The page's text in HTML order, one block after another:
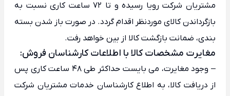
مشتریان شرکت رویا رسیده و تا 72 ساعت کاری نسبت به
بازگرداندن کالای موردنظر اقدام گردد. در صورت باز شدن بسته
بندی، ضمانت بازگشت کالا از بین خواهد رفت.
مغایرت مشخصات کالا با اطلاعات کارشناسان فروش:
– وجود مغایرت، می بایست حداکثر طی 48 ساعت کاری پس
از دریافت کالا، به اطلاع کارشناسان خدمات مشتریان شرکت